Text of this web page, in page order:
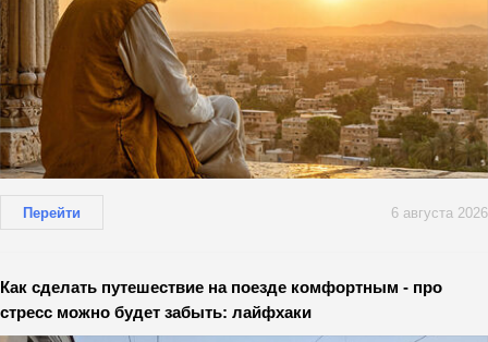
Перейти 6 августа 2026
Как сделать путешествие на поезде комфортным - про
стресс можно будет забыть: лайфхаки